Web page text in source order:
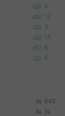
5
12
3
14
6
5
645
19